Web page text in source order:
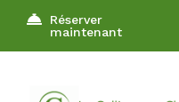
Réserver
maintenant